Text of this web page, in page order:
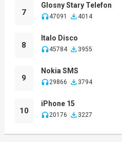
7
Glosny Stary Telefon
47091 4014
8
Italo Disco
45784 3955
9
Nokia SMS
29866 3794
10
iPhone 15
20176 3227